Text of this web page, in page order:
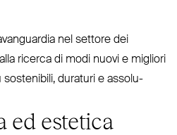
nel settore dei
ricerca di modi nuovi e migliori
sostenibili, duraturi e asso­lu­
ed estetica